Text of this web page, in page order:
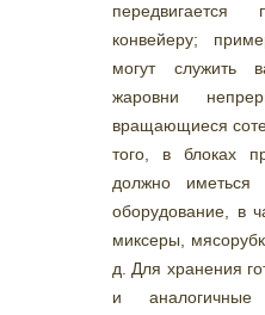
передвигается
конвейеру;
могут служить
жаровни
вращающиеся
того, в блоках
должно иметься
оборудование, в
миксеры,
д. Для хранения
и